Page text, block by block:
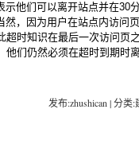
示他们可以离开站点并在30
然，因为用户在站点内访问
超时知识在最后一次访问页
他们仍然必须在超时到期时
发布:zhushican | 分类